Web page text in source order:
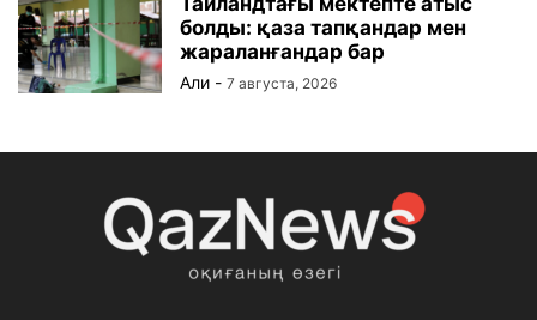
болды: қаза тапқандар мен
жараланғандар бар
Али - 7 августа, 2026